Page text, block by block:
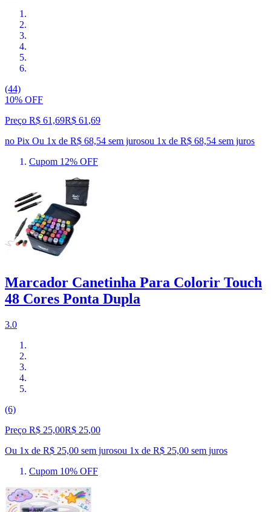
(44)
10% OFF
Preço R$ 61,69R$ 61 ,69
no Pix Ou 1x de R$ 68,54 sem jurosou 1x de R$ 68,54 sem juros
Cupom 12% OFF
Marcador Canetinha Para Colorir Touch
48 Cores Ponta Dupla
3.0
(6)
Preço R$ 25,00R$ 25,00
Ou 1x de R$ 25,00 sem jurosou 1x de R$ 25,00 sem juros
Cupom 10% OFF